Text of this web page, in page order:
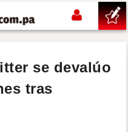
se devalúo
tras